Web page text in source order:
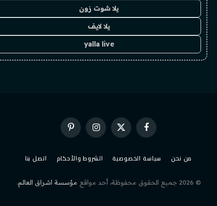
يلا شوت زون
يلا لايف
yalla live
فيسبوك X
(Twitter)
الانستغرامبينتيريست
من نحن سياسة الخصوصية الشروط والأحكام اتصل بنا
© 2026 جميع الحقوق محفوظة، أحد مواقع مؤسسة اشراق العالم.